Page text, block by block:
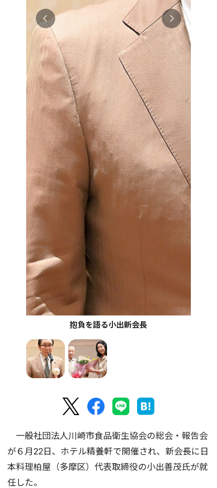
抱負を語る小出新会長
一般社団法人川崎市食品衛生協会の総会・報告会
が６月22日、ホテル精養軒で開催され、新会長に日
本料理柏屋（多摩区）代表取締役の小出善茂氏が就
任した。